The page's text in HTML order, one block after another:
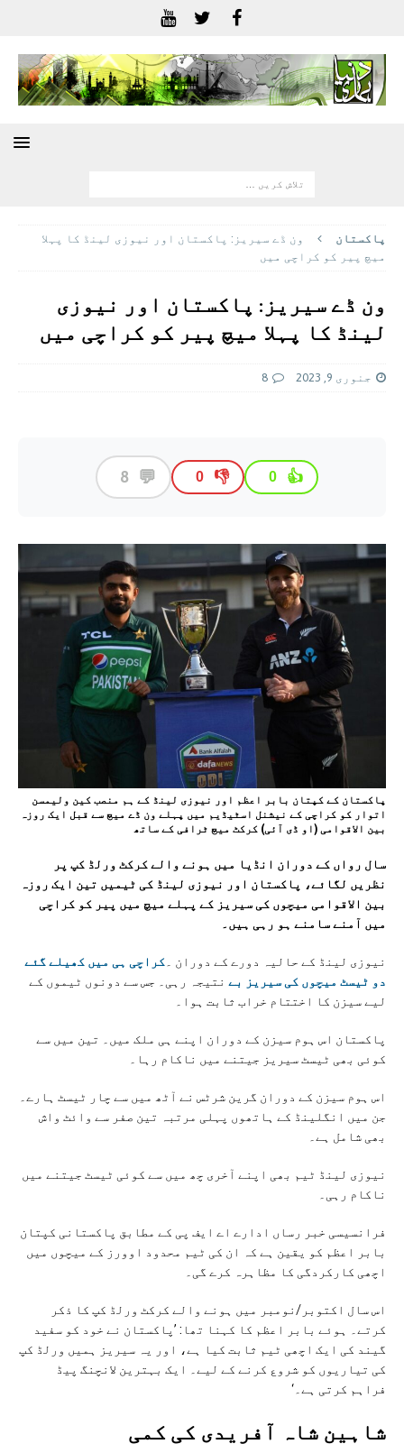
پاکستان
ون ڈے سیریز: پاکستان اور نیوزی لینڈ کا پہلا
میچ پیر کو کراچی میں
ون ڈے سیریز: پاکستان اور نیوزی
لینڈ کا پہلا میچ پیر کو کراچی میں
جنوری 9, 2023 8
👍
0
👎
0
💬
8
پاکستان کے کپتان بابر اعظم اور نیوزی لینڈ کے ہم منصب کین ولیمسن
اتوار کو کراچی کے نیشنل اسٹیڈیم میں پہلے ون ڈے میچ سے قبل ایک روزہ
بین الاقوامی (او ڈی آئی) کرکٹ میچ ٹرافی کے ساتھ
سال رواں کے دوران انڈیا میں ہونے والے کرکٹ ورلڈ کپ پر
نظریں لگائے، پاکستان اور نیوزی لینڈ کی ٹیمیں تین ایک روزہ
بین الاقوامی میچوں کی سیریز کے پہلے میچ میں پیر کو کراچی
میں آمنے سامنے ہو رہی ہیں۔
نیوزی لینڈ کے حالیہ دورے کے دوران ۔کراچی ہی میں کھیلے گئے
دو ٹیسٹ میچوں کی سیریز بے نتیجہ رہی۔ جس سے دونوں ٹیموں کے
لیے سیزن کا اختتام خراب ثابت ہوا۔
پاکستان اس ہوم سیزن کے دوران اپنے ہی ملک میں۔ تین میں سے
کوئی بھی ٹیسٹ سیریز جیتنے میں ناکام رہا۔
اس ہوم سیزن کے دوران گرین شرٹس نے آٹھ میں سے چار ٹیسٹ ہارے۔
جن میں انگلینڈ کے ہاتھوں پہلی مرتبہ تین صفر سے وائٹ واش
بھی شامل ہے۔
نیوزی لینڈ ٹیم بھی اپنے آخری چھ میں سے کوئی ٹیسٹ جیتنے میں
ناکام رہی۔
فرانسیسی خبر رساں ادارے اے ایف پی کے مطابق پاکستانی کپتان
بابر اعظم کو یقین ہے کہ ان کی ٹیم محدود اوورز کے میچوں میں
اچھی کارکردگی کا مظاہرہ کرے گی۔
اس سال اکتوبر/نومبر میں ہونے والے کرکٹ ورلڈ کپ کا ذکر
کرتے۔ ہوئے بابر اعظم کا کہنا تھا: ’پاکستان نے خود کو سفید
گیند کی ایک اچھی ٹیم ثابت کیا ہے، اور یہ سیریز ہمیں ورلڈ کپ
کی تیاریوں کو شروع کرنے کے لیے۔ ایک بہترین لانچنگ پیڈ
فراہم کرتی ہے۔‘
شاہین شاہ آفریدی کی کمی